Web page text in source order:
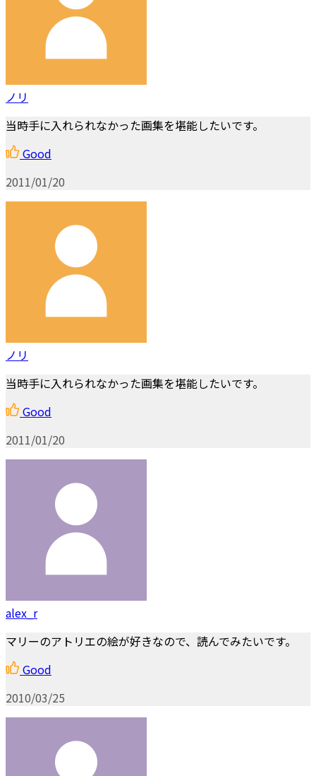
ノリ
当時手に入れられなかった画集を堪能したいです。
Good
2011/01/20
ノリ
当時手に入れられなかった画集を堪能したいです。
Good
2011/01/20
alex_r
マリーのアトリエの絵が好きなので、読んでみたいです。
Good
2010/03/25